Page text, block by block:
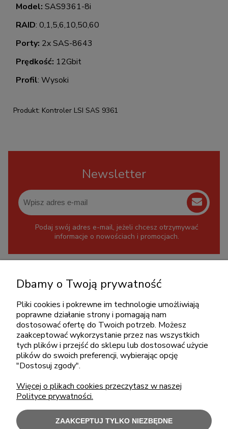
Model: SAS9361-8i
RAID: 0,1,5,6,10,50,60
Porty: 2x SAS-8643
Prędkość: 12Gbit
Profil: Wysoki
Produkt: Kontroler LSI SAS 9361
Newsletter
Podaj swój adres e-mail, jeżeli chcesz otrzymywać
informacje o nowościach i promocjach.
+48 717345566
pon.-piąt.: 08:00-16:00
sklep@cebit.pl
ZAKUPY
POMOC
Dbamy o Twoją prywatność
Pliki cookies i pokrewne im technologie umożliwiają
poprawne działanie strony i pomagają nam
dostosować ofertę do Twoich potrzeb. Możesz
zaakceptować wykorzystanie przez nas wszystkich
tych plików i przejść do sklepu lub dostosować użycie
plików do swoich preferencji, wybierając opcję
"Dostosuj zgody".
Więcej o plikach cookies przeczytasz w naszej
Polityce prywatności.
ZAAKCEPTUJ TYLKO NIEZBĘDNE